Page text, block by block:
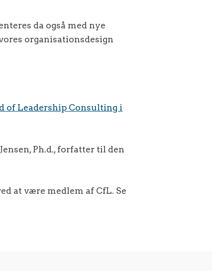
da også med nye
organisationsdesign
of Leadership Consulting i
Ph.d., forfatter til den
at være medlem af CfL. Se